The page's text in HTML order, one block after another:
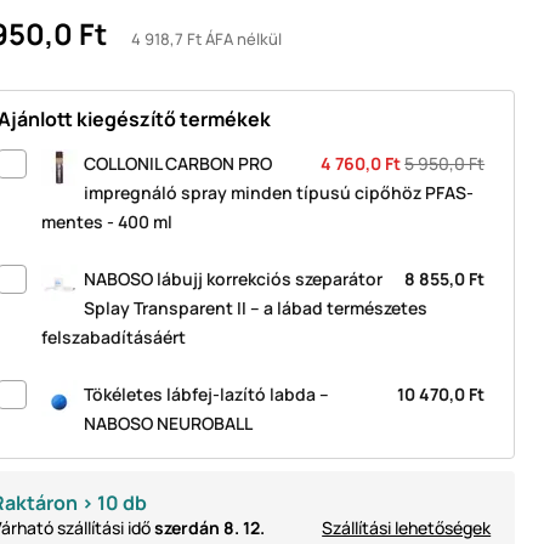
Ft 4 918,7 Ft ÁFA nélkül
kiegészítő termékek
4 760,0 Ft5 950,0 Ft
COLLONIL CARBON PRO
impregnáló spray minden típusú cipőhöz PFAS-
mentes - 400 ml
8 855,0 Ft
NABOSO lábujj korrekciós szeparátor
Splay Transparent II – a lábad természetes
felszabadításáért
10 470,0 Ft
Tökéletes lábfej-lazító labda –
NABOSO NEUROBALL
> 10 db
szállítási időszerdán 8. 12. Szállítási lehetőségek